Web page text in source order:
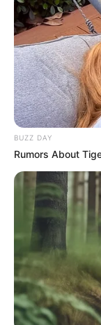
Screenshot
Επιμέλεια
Μαρίνα
Δημοσίευση
29/06/2026, 13:55 ·
Τελευταία
29/06/2026, 13:55
Αστυνομικά
Κοινοποίησε
BUZZ DAY
Rumors About